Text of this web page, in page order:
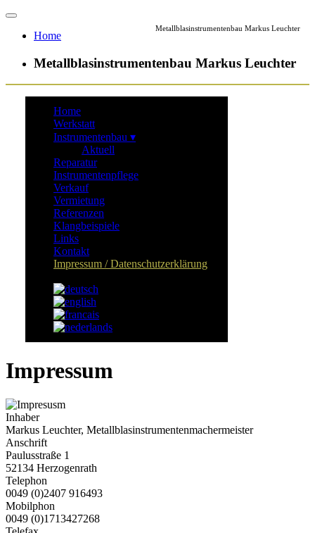
Metallblasinstrumentenbau Markus Leuchter
Home
Metallblasinstrumentenbau Markus Leuchter
Home
Werkstatt
Instru­menten­bau ▾
Aktuell
Reparatur
Instrumentenpflege
Verkauf
Vermietung
Referenzen
Klangbeispiele
Links
Kontakt
Impressum / Datenschutz­erklärung
Impressum
Inhaber
Markus Leuchter, Metallblasinstrumentenmachermeister
Anschrift
Paulusstraße 1
52134 Herzogenrath
Telephon
0049 (0)2407 916493
Mobilphon
0049 (0)1713427268